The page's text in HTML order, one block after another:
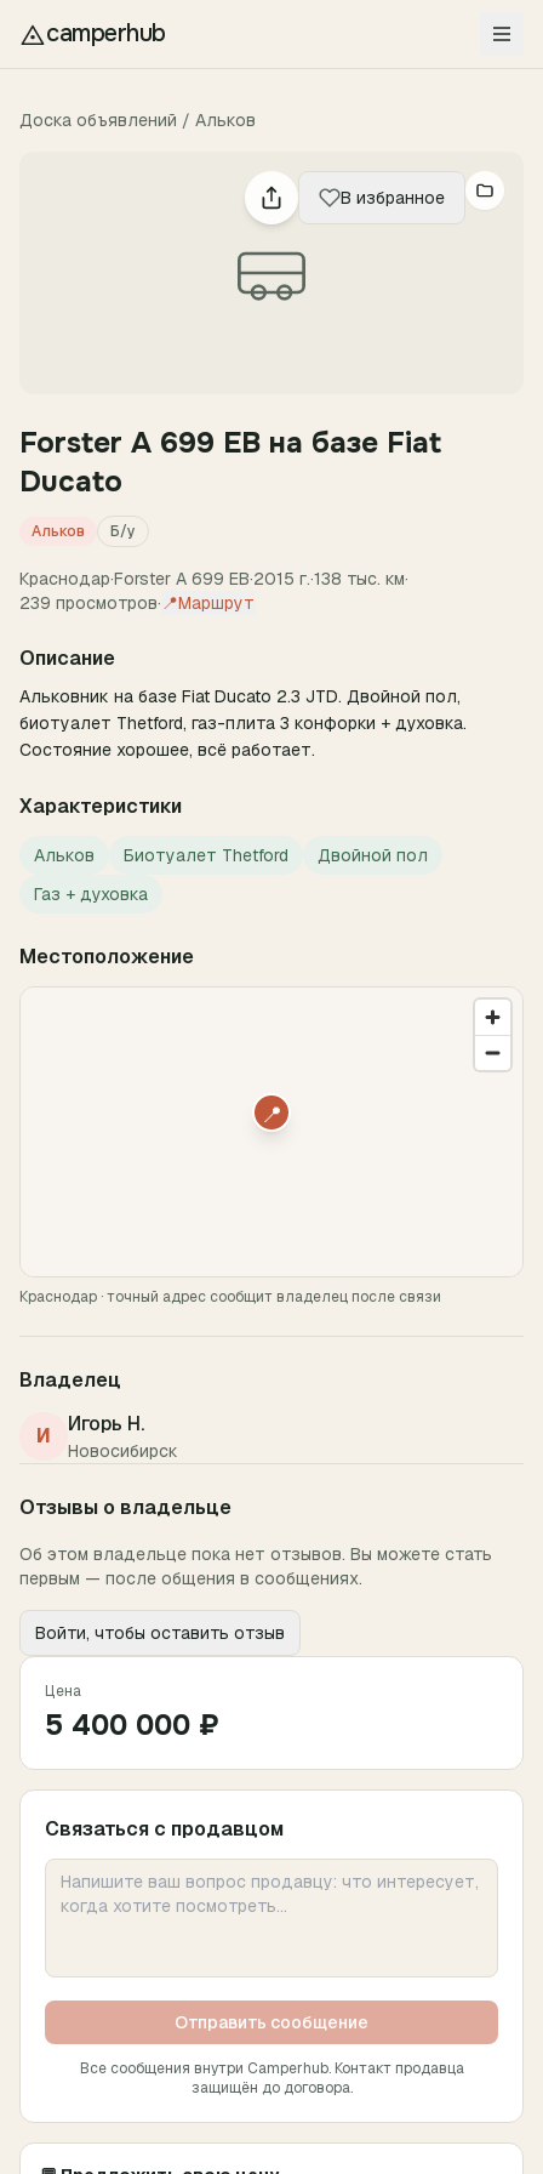
camperhub
Доска объявлений / Альков
В избранное
Forster A 699 EB на базе Fiat
Ducato
Альков Б/у
Краснодар·Forster A 699 EB·2015 г.·138 тыс. км·
239 просмотров·📍Маршрут
Описание
Альковник на базе Fiat Ducato 2.3 JTD. Двойной пол,
биотуалет Thetford, газ-плита 3 конфорки + духовка.
Состояние хорошее, всё работает.
Характеристики
Альков Биотуалет Thetford
Двойной пол
Газ + духовка
Местоположение
📍
Краснодар · точный адрес сообщит владелец после связи
Владелец
И Игорь Н.
Новосибирск
Отзывы о владельце
Об этом владельце пока нет отзывов. Вы можете стать
первым — после общения в сообщениях.
Войти, чтобы оставить отзыв
Цена
5 400 000 ₽
Связаться с продавцом
Отправить сообщение
Все сообщения внутри Camperhub. Контакт продавца
защищён до договора.